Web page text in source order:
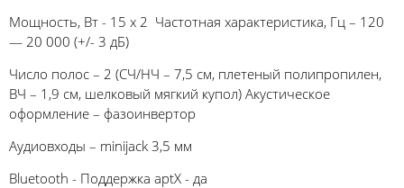
Мощность, Вт - 15 x 2 Частотная характеристика, Гц – 120
— 20 000 (+/- 3 дБ)
Число полос – 2 (СЧ/НЧ – 7,5 см, плетеный полипропилен,
ВЧ – 1,9 см, шелковый мягкий купол) Акустическое
оформление – фазоинвертор
Аудиовходы – minijack 3,5 мм
Bluetooth - Поддержка aptX - да